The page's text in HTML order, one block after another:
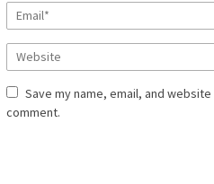
Save my name, email, and
comment.